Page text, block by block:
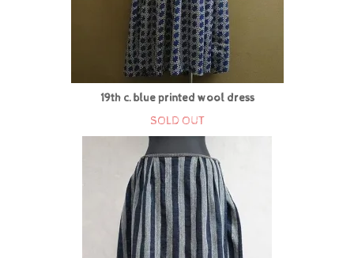
19th c. blue printed wool dress
SOLD OUT